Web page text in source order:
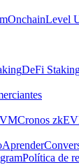
OnchainLevel
DeFi
Cronos
Aprender
Política de